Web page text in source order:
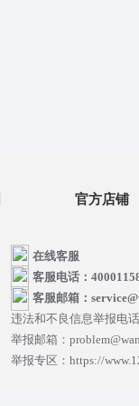
官方店铺
在线客服
客服电话：
客服邮箱：
违法和不良信息举报电
举报邮箱：
举报专区：https://